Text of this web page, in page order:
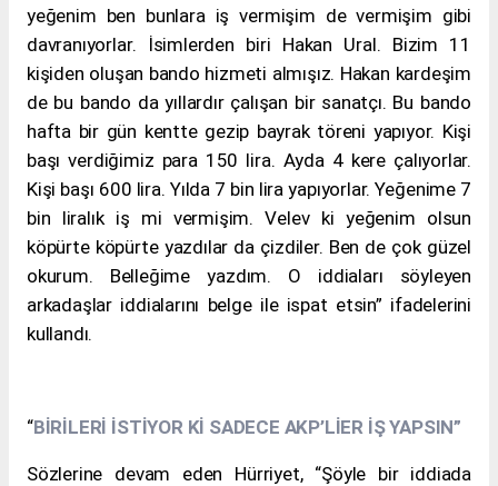
yeğenim ben bunlara iş vermişim de vermişim gibi
davranıyorlar. İsimlerden biri Hakan Ural. Bizim 11
kişiden oluşan bando hizmeti almışız. Hakan kardeşim
de bu bando da yıllardır çalışan bir sanatçı. Bu bando
hafta bir gün kentte gezip bayrak töreni yapıyor. Kişi
başı verdiğimiz para 150 lira. Ayda 4 kere çalıyorlar.
Kişi başı 600 lira. Yılda 7 bin lira yapıyorlar. Yeğenime 7
bin liralık iş mi vermişim. Velev ki yeğenim olsun
köpürte köpürte yazdılar da çizdiler. Ben de çok güzel
okurum. Belleğime yazdım. O iddiaları söyleyen
arkadaşlar iddialarını belge ile ispat etsin” ifadelerini
kullandı.
“BİRİLERİ İSTİYOR Kİ SADECE AKP’LİER İŞ YAPSIN”
Sözlerine devam eden Hürriyet, “Şöyle bir iddiada